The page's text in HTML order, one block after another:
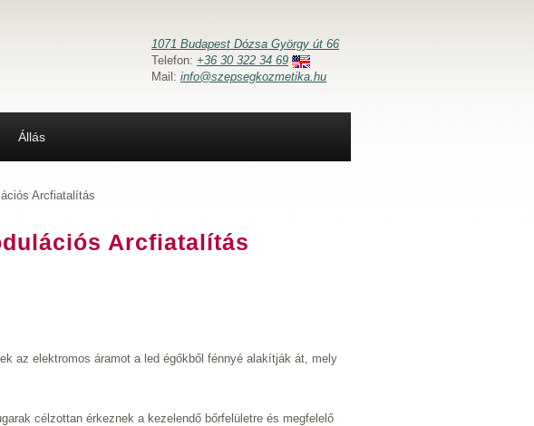
1071 Budapest Dózsa György út 66
Telefon: +36 30 322 34 69
Mail: info@szepsegkozmetika.hu
Állás
Arcfiatalítás
Arcfiatalítás
az elektromos áramot a led égőkből fénnyé alakítják át, mely
célzottan érkeznek a kezelendő bőrfelületre és megfelelő